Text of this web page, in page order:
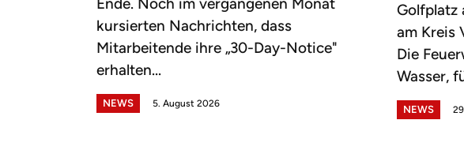
kursierten Nachrichten, dass
Mitarbeitende ihre „30-Day-Notice"
erhalten...
NEWS 5. August 2026
Golfplatz
am Kreis
Die
Wasser,
NEWS